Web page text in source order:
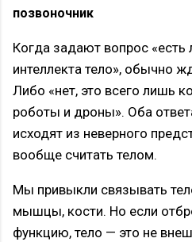
позвоночник
Когда задают вопрос «есть
интеллекта тело», обычно
Либо «нет, это всего лишь
роботы и дроны». Оба
исходят из неверного
вообще считать телом.
Мы привыкли связывать
мышцы, кости. Но если
функцию, тело — это не